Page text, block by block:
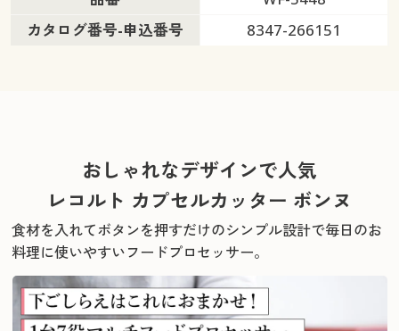
カタログ番号-申込番号
8347-266151
おしゃれなデザインで人気
レコルト カプセルカッター ボンヌ
食材を入れてボタンを押すだけのシンプル設計で毎日のお
料理に使いやすいフードプロセッサー。